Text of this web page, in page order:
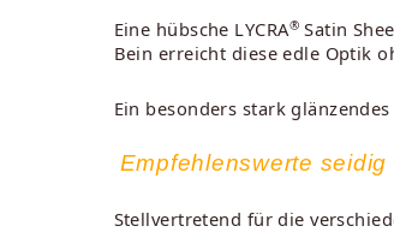
Eine hübsche LYCRA®Satin
Bein erreicht diese edle Optik
Ein besonders stark
Empfehlenswerte
Stellvertretend für die